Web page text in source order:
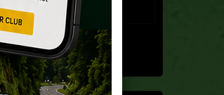
esprit ...
les messages